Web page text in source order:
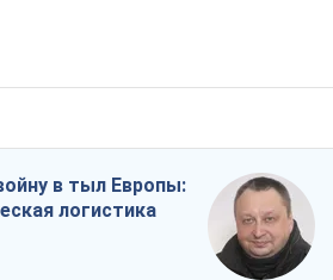
в тыл Европы:
логистика